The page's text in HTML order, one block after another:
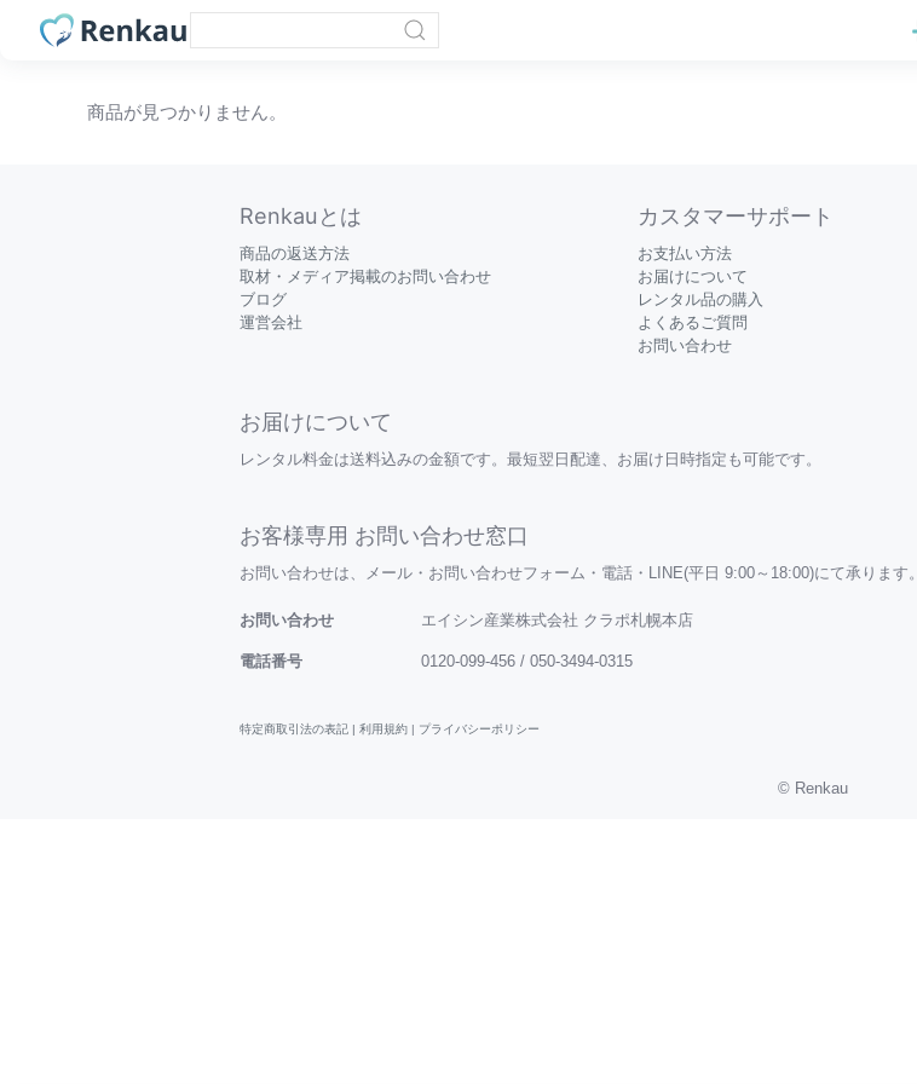
商品が見つかりません。
Renkauとは
商品の返送方法
取材・メディア掲載のお問い合わせ
ブログ
運営会社
カスタマーサポート
お支払い方法
お届けについて
レンタル品の購入
よくあるご質問
お問い合わせ
お届けについて
レンタル料金は送料込みの金額です。最短翌日配達、お届け日時指定も可能です。
お客様専用 お問い合わせ窓口
お問い合わせは、メール・お問い合わせフォーム・電話・LINE(平日 9:00～18:00)にて承ります。
お問い合わせ エイシン産業株式会社 クラポ札幌本店
電話番号 0120-099-456 / 050-3494-0315
特定商取引法の表記 | 利用規約 | プライバシーポリシー
© Renkau